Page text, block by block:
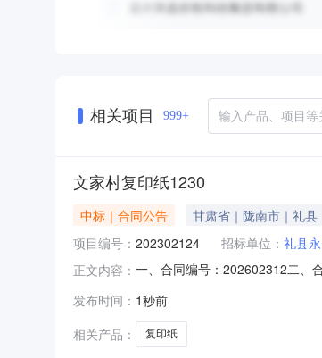
相关项目 999+
文家村复印纸1230
中标｜合同公告 甘肃省｜陇南市｜礼县
项目编号： 202302124 招标单位： 礼县
正文内容： 一、合同编号：202602312二、
六、合同主要信息主要标的名称
发布时间： 1秒前
相关产品：
复印纸